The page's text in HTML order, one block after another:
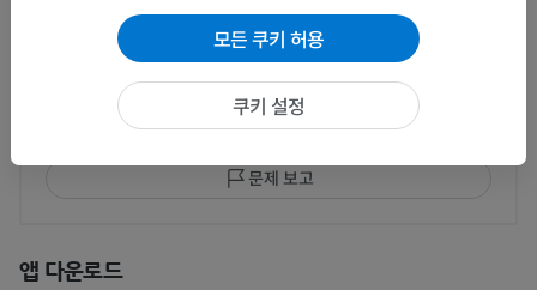
문제를 발견하셨나요?
수정이나, 번역 또는 콘텐츠 개선에 제안이 있으면 언제든
연락 주세요.
문제 보고
앱 다운로드
모든 쿠키 허용
쿠키 설정